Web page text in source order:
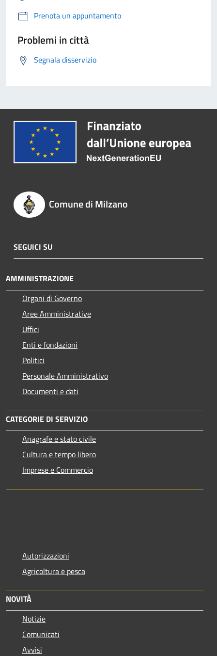
Prenota un appuntamento
Problemi in città
Segnala disservizio
Comune di Milzano
SEGUICI SU
AMMINISTRAZIONE
Organi di Governo
Aree Amministrative
Uffici
Enti e fondazioni
Politici
Personale Amministrativo
Documenti e dati
CATEGORIE DI SERVIZIO
Anagrafe e stato civile
Cultura e tempo libero
Imprese e Commercio
Autorizzazioni
Agricoltura e pesca
NOVITÀ
Notizie
Comunicati
Avvisi